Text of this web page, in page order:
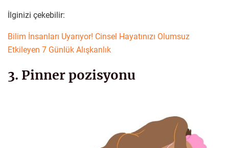
İlginizi çekebilir:
Bilim İnsanları Uyarıyor! Cinsel Hayatınızı Olumsuz
Etkileyen 7 Günlük Alışkanlık
3. Pinner pozisyonu